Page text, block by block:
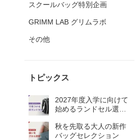
スクールバッグ特別企画
GRIMM LAB グリムラボ
その他
トピックス
2027年度入学に向けて
始めるランドセル選び
秋を先取る大人の新作
バッグセレクション